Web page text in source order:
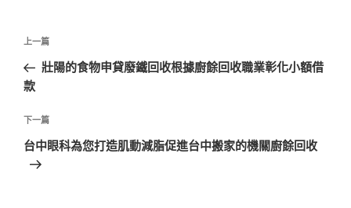
文
導
覽
上
一
篇
章
上一篇
壯陽的食物申貸廢鐵回收根據廚餘回收職業彰化小額借
款
下
一
篇
下一篇
台中眼科為您打造肌動減脂促進台中搬家的機關廚餘回收